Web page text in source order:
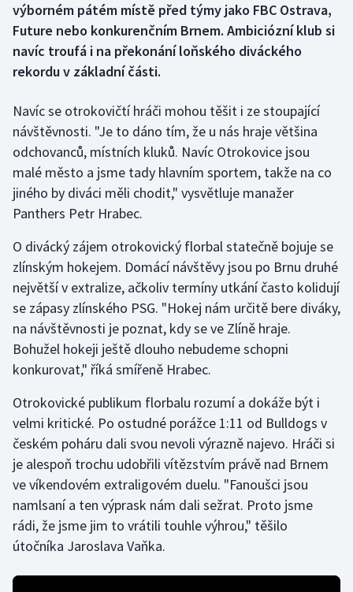
Florbal
Futsal
Gymnastika
Házená
Jezdectví
Judo
Krasobruslení
Lezení
Lyže a snowboard
Moderní pětiboj
Motorsport
Olympijské hry
Parasport
Plavání
výborném pátém místě před týmy jako FBC Ostrava,
Future nebo konkurenčním Brnem. Ambiciózní klub si
navíc troufá i na překonání loňského diváckého
rekordu v základní části.
Navíc se otrokovičtí hráči mohou těšit i ze stoupající
návštěvnosti. "Je to dáno tím, že u nás hraje většina
odchovanců, místních kluků. Navíc Otrokovice jsou
malé město a jsme tady hlavním sportem, takže na co
jiného by diváci měli chodit," vysvětluje manažer
Panthers Petr Hrabec.
O divácký zájem otrokovický florbal statečně bojuje se
zlínským hokejem. Domácí návštěvy jsou po Brnu druhé
největší v extralize, ačkoliv termíny utkání často kolidují
se zápasy zlínského PSG. "Hokej nám určitě bere diváky,
na návštěvnosti je poznat, kdy se ve Zlíně hraje.
Bohužel hokeji ještě dlouho nebudeme schopni
konkurovat," říká smířeně Hrabec.
Otrokovické publikum florbalu rozumí a dokáže být i
velmi kritické. Po ostudné porážce 1:11 od Bulldogs v
českém poháru dali svou nevoli výrazně najevo. Hráči si
je alespoň trochu udobřili vítězstvím právě nad Brnem
ve víkendovém extraligovém duelu. "Fanoušci jsou
namlsaní a ten výprask nám dali sežrat. Proto jsme
rádi, že jsme jim to vrátili touhle výhrou," těšilo
útočníka Jaroslava Vaňka.